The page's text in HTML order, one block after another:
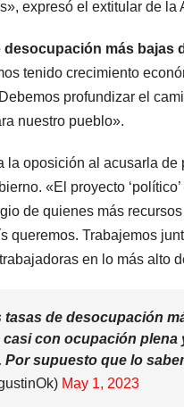
expresó el extitular de la
desocupación más bajas
tenido crecimiento
profundizar el
nuestro pueblo».
la oposición al acusarla
«El proyecto
de quienes más
queremos. Trabajemos
en lo más alto
tasas de desocupación
con ocupación
supuesto que lo
May 1, 2023